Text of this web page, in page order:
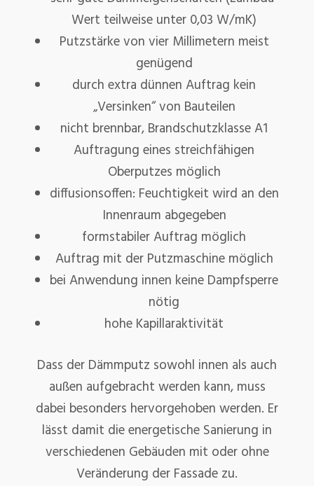
Wert teilweise unter 0,03 W/mK)
Putzstärke von vier Millimetern meist
genügend
durch extra dünnen Auftrag kein
„Versinken“ von Bauteilen
nicht brennbar, Brandschutzklasse A1
Auftragung eines streichfähigen
Oberputzes möglich
diffusionsoffen: Feuchtigkeit wird an den
Innenraum abgegeben
formstabiler Auftrag möglich
Auftrag mit der Putzmaschine möglich
bei Anwendung innen keine Dampfsperre
nötig
hohe Kapillaraktivität
Dass der Dämmputz sowohl innen als auch
außen aufgebracht werden kann, muss
dabei besonders hervorgehoben werden. Er
lässt damit die energetische Sanierung in
verschiedenen Gebäuden mit oder ohne
Veränderung der Fassade zu.